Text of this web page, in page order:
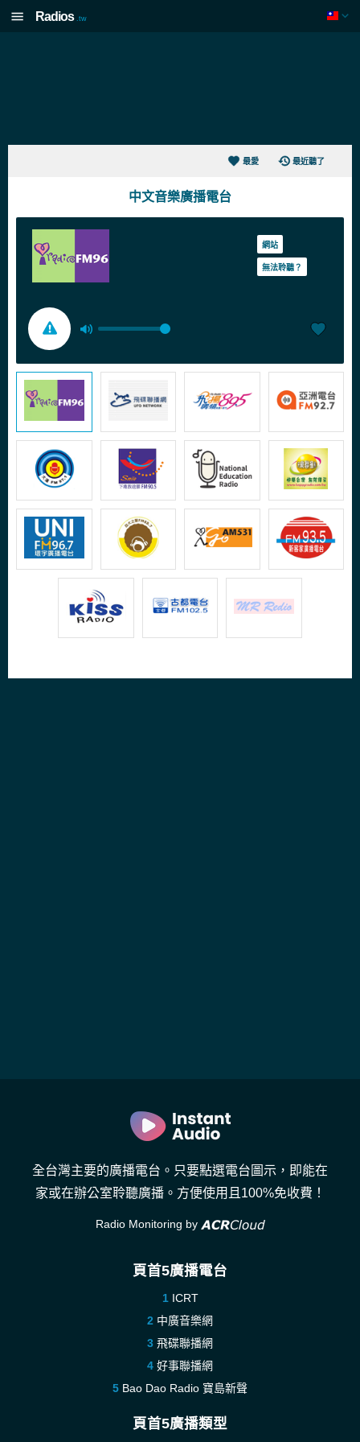
Radios .tw
最愛 最近聽了
中文音樂廣播電台
網站
無法聆聽？
全台灣主要的廣播電台。只要點選電台圖示，即能在
家或在辦公室聆聽廣播。方便使用且100%免收費！
Radio Monitoring by
頁首5廣播電台
ICRT
中廣音樂網
飛碟聯播網
好事聯播網
Bao Dao Radio 寶島新聲
頁首5廣播類型